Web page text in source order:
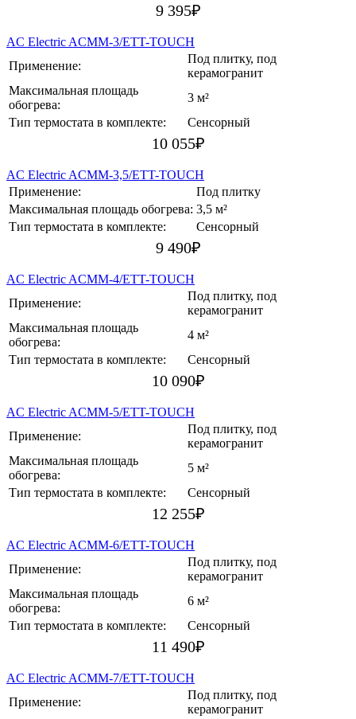
9 395₽
AC Electric ACMM-3/ETT-TOUCH
Применение:
Под плитку, под
керамогранит
Максимальная площадь
обогрева:
3 м²
Тип термостата в комплекте:
Сенсорный
10 055₽
AC Electric ACMM-3,5/ETT-TOUCH
Применение:
Под плитку
Максимальная площадь обогрева: 3,5 м²
Тип термостата в комплекте:
Сенсорный
9 490₽
AC Electric ACMM-4/ETT-TOUCH
Применение:
Под плитку, под
керамогранит
Максимальная площадь
обогрева:
4 м²
Тип термостата в комплекте:
Сенсорный
10 090₽
AC Electric ACMM-5/ETT-TOUCH
Применение:
Под плитку, под
керамогранит
Максимальная площадь
обогрева:
5 м²
Тип термостата в комплекте:
Сенсорный
12 255₽
AC Electric ACMM-6/ETT-TOUCH
Применение:
Под плитку, под
керамогранит
Максимальная площадь
обогрева:
6 м²
Тип термостата в комплекте:
Сенсорный
11 490₽
AC Electric ACMM-7/ETT-TOUCH
Применение:
Под плитку, под
керамогранит